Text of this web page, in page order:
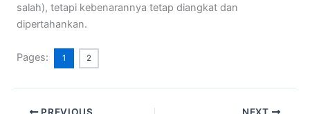
salah), tetapi kebenarannya tetap diangkat dan
dipertahankan.
Pages: 1 2